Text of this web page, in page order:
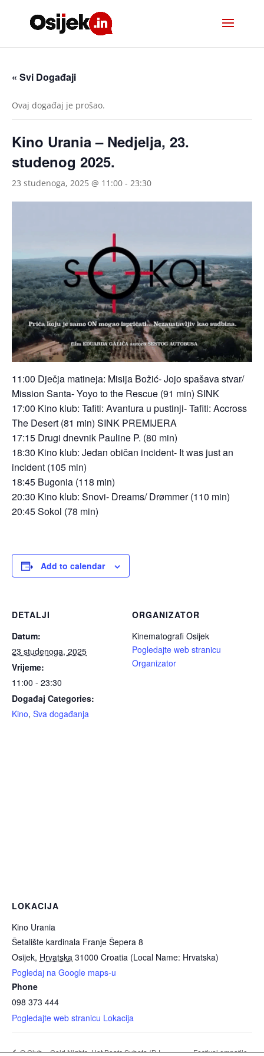
« Svi Događaji
Ovaj događaj je prošao.
Kino Urania – Nedjelja, 23.
studenog 2025.
23 studenoga, 2025 @ 11:00 - 23:30
11:00 Dječja matineja: Misija Božić- Jojo spašava stvar/
Mission Santa- Yoyo to the Rescue (91 min) SINK
17:00 Kino klub: Tafiti: Avantura u pustinji- Tafiti: Accross
The Desert (81 min) SINK PREMIJERA
17:15 Drugi dnevnik Pauline P. (80 min)
18:30 Kino klub: Jedan običan incident- It was just an
incident (105 min)
18:45 Bugonia (118 min)
20:30 Kino klub: Snovi- Dreams/ Drømmer (110 min)
20:45 Sokol (78 min)
Add to calendar
DETALJI
Datum:
23 studenoga, 2025
Vrijeme:
11:00 - 23:30
Događaj Categories:
Kino, Sva događanja
ORGANIZATOR
Kinematografi Osijek
Pogledajte web stranicu
Organizator
LOKACIJA
Kino Urania
Šetalište kardinala Franje Šepera 8
Osijek, Hrvatska 31000 Croatia (Local Name: Hrvatska)
Pogledaj na Google maps-u
Phone
098 373 444
Pogledajte web stranicu Lokacija
Q Club – Cold Nights, Hot Beats Subota (DJ Festival empatije